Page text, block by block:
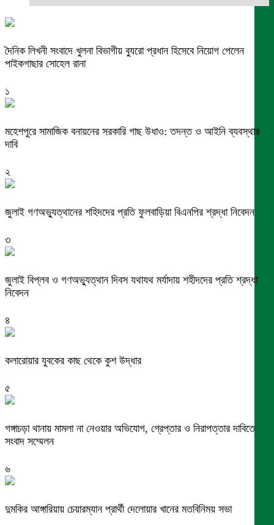
দৈনিক লিখনী সংবাদে খুলনা বিভাগীয় ব্যুরো প্রধান হিসেবে নিয়োগ পেলেন
পাইকগাছার সোহেল রানা
১
মহেশপুরে সামাজিক বনায়নের সরকারি গাছ উধাও: তদন্ত ও আইনি ব্যবস্থার
দাবি
২
জুলাই গণঅভ্যুত্থানের শহিদদের প্রতি ফুলবাড়িয়া বিএনপির শ্রদ্ধা নিবেদন
৩
জুলাই বিপ্লব ও গণঅভ্যুত্থান দিবস যথাযথ মর্যাদায় শহীদদের প্রতি শ্রদ্ধা
নিবেদন
৪
কলারোয়ার যুবকের কাছ থেকে কুশ উদ্ধার
৫
গঙ্গাচড়া থানায় মামলা না নেওয়ার অভিযোগ, গ্রেপ্তার ও নিরাপত্তার দাবিতে
সংবাদ সম্মেলন
৬
দুমকির আঙ্গারিয়ায় চেয়ারম্যান প্রার্থী দেলোয়ার খানের মতবিনিময় সভা